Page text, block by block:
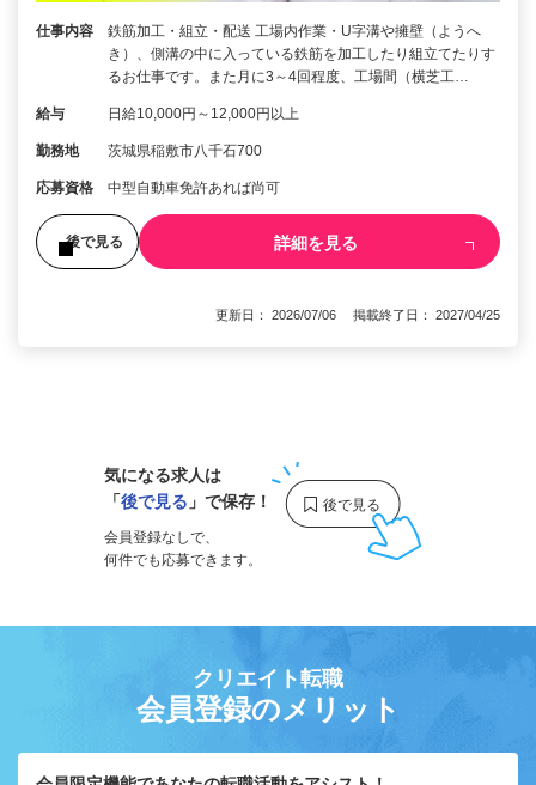
仕事内容
鉄筋加工・組立・配送 工場内作業・U字溝や擁壁（ようへ
き）、側溝の中に入っている鉄筋を加工したり組立てたりす
るお仕事です。また月に3～4回程度、工場間（横芝工…
給与 日給10,000円～12,000円以上
勤務地 茨城県稲敷市八千石700
応募資格 中型自動車免許あれば尚可
後で見る 詳細を見る
更新日： 2026/07/06 掲載終了日： 2027/04/25
気になる求人は
「後で見る 」で保存！
会員登録なしで、
何件でも応募できます。
クリエイト転職
会員登録のメリット